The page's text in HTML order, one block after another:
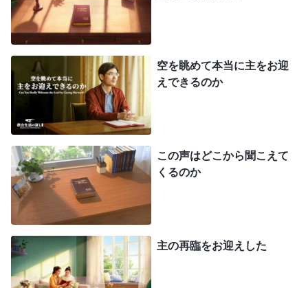
僚は気の毒でしたが、同時に神が守って下さったこ
とがうれしかった。帰宅後も、心が落ち着かず、妻
に一部始終を話しました。妻は、「その人は失明し
たけど、あなたは心の目が見えてない。全能神の言
葉を読んでと私が言っても、いつも拒否して断罪し
ていたでしょ。無傷だったのは、神の御加護だけ
ど、神の警告でもあるのよ！」と。それを聞いて、
とても動揺しました。本当にあれが神の警告だった
ら？ 数日後、炭鉱でコンベアの点検中に、突然め
まいがして、倒れそうになりました。冷や汗が噴き
出ました。あのまま倒れていたら、挽肉になってい
たでしょう。言葉にできない焦りを感じて、帰宅後
妻に話しました。「信者なのに、なぜ危ない目にあ
空を眺めて本当に主をお迎
えできるのか
この声はどこから聞こえて
くるのか
主の再臨をお迎えした